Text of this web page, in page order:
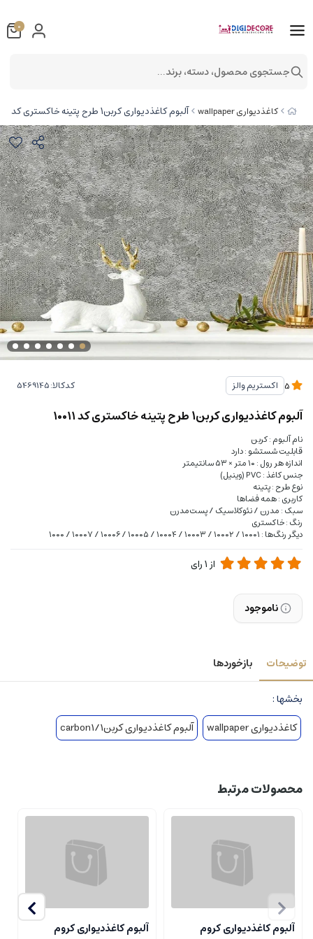
کاغذدیواری wallpaper آلبوم کاغذدیواری کربن1 طرح پتینه خاکستری کد ۱۰۰۱۱
اکستریم والز کدکالا:
آلبوم کاغذدیواری کربن1 طرح پتینه خاکستری کد ۱۰۰۱۱
نام آلبوم : کربن
قابلیت شستشو : دارد
اندازه هر رول : ۱۰ متر × ۵۳ سانتیمتر
جنس کاغذ : PVC (وینیل)
نوع طرح : پتینه
کاربری : همه فضاها
سبک : مدرن / نئوکلاسیک / پست‌مدرن
رنگ : خاکستری
دیگر رنگ‌ها : ۱۰۰۰۱ / ۱۰۰۰۲ / ۱۰۰۰۳ / ۱۰۰۰۴ / ۱۰۰۰۵ / ۱۰۰۰۶ / ۱۰۰۰۷ / ۱۰۰۰
از 1رای
ناموجود
توضیحات بازخوردها
بخشها :
کاغذدیواری wallpaper
آلبوم کاغذدیواری کربن1/carbon1
محصولات مرتبط
آلبوم کاغذدیواری کروم
آلبوم کاغذدیواری کروم
0
جستجوی محصول، دسته، برند...